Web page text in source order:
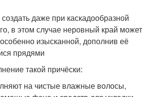
даже при каскадообразной
в этом случае неровный край может
изысканной, дополнив её
прядями
такой причёски:
на чистые влажные волосы,